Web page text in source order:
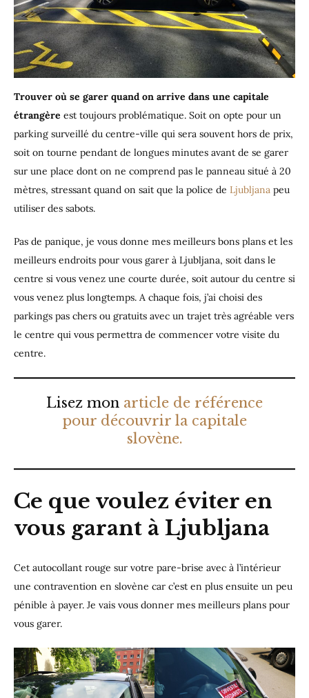
Trouver où se garer quand on arrive dans une capitale
étrangère est toujours problématique. Soit on opte pour un
parking surveillé du centre-ville qui sera souvent hors de prix,
soit on tourne pendant de longues minutes avant de se garer
sur une place dont on ne comprend pas le panneau situé à 20
mètres, stressant quand on sait que la police de Ljubljana peu
utiliser des sabots.
Pas de panique, je vous donne mes meilleurs bons plans et les
meilleurs endroits pour vous garer à Ljubljana, soit dans le
centre si vous venez une courte durée, soit autour du centre si
vous venez plus longtemps. A chaque fois, j’ai choisi des
parkings pas chers ou gratuits avec un trajet très agréable vers
le centre qui vous permettra de commencer votre visite du
centre.
Lisez mon article de référence
pour découvrir la capitale
slovène.
Ce que voulez éviter en
vous garant à Ljubljana
Cet autocollant rouge sur votre pare-brise avec à l’intérieur
une contravention en slovène car c’est en plus ensuite un peu
pénible à payer. Je vais vous donner mes meilleurs plans pour
vous garer.